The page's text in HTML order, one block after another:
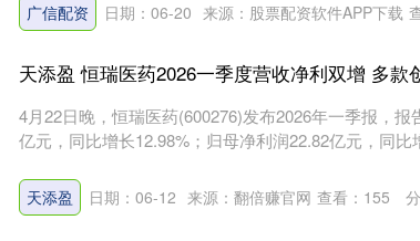
广信配资 日期：06-20 来源：股票配资软件APP下载
天添盈 恒瑞医药2026一季度营收净利双增 多款
4月22日晚，恒瑞医药(600276)发布2026年一季报，报
亿元，同比增长12.98%；归母净利润22.82亿元，同比
天添盈 日期：06-12 来源：翻倍赚官网 查看： 155